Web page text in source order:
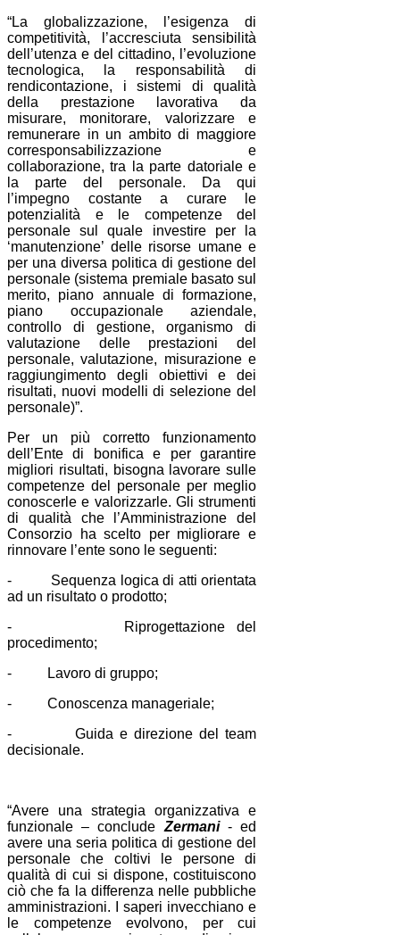
“La globalizzazione, l’esigenza di
competitività, l’accresciuta sensibilità
dell’utenza e del cittadino, l’evoluzione
tecnologica, la responsabilità di
rendicontazione, i sistemi di qualità
della prestazione lavorativa da
misurare, monitorare, valorizzare e
remunerare in un ambito di maggiore
corresponsabilizzazione e
collaborazione, tra la parte datoriale e
la parte del personale. Da qui
l’impegno costante a curare le
potenzialità e le competenze del
personale sul quale investire per la
‘manutenzione’ delle risorse umane e
per una diversa politica di gestione del
personale (sistema premiale basato sul
merito, piano annuale di formazione,
piano occupazionale aziendale,
controllo di gestione, organismo di
valutazione delle prestazioni del
personale, valutazione, misurazione e
raggiungimento degli obiettivi e dei
risultati, nuovi modelli di selezione del
personale)”.
Per un più corretto funzionamento
dell’Ente di bonifica e per garantire
migliori risultati, bisogna lavorare sulle
competenze del personale per meglio
conoscerle e valorizzarle. Gli strumenti
di qualità che l’Amministrazione del
Consorzio ha scelto per migliorare e
rinnovare l’ente sono le seguenti:
- Sequenza logica di atti orientata
ad un risultato o prodotto;
- Riprogettazione del
procedimento;
- Lavoro di gruppo;
- Conoscenza manageriale;
- Guida e direzione del team
decisionale.
“Avere una strategia organizzativa e
funzionale – conclude Zermani- ed
avere una seria politica di gestione del
personale che coltivi le persone di
qualità di cui si dispone, costituiscono
ciò che fa la differenza nelle pubbliche
amministrazioni. I saperi invecchiano e
le competenze evolvono, per cui